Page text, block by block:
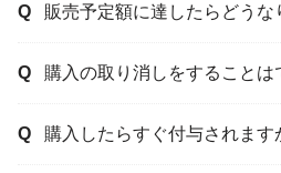
販売予定額に達したらどうな
購入の取り消しをすることは
購入したらすぐ付与されます